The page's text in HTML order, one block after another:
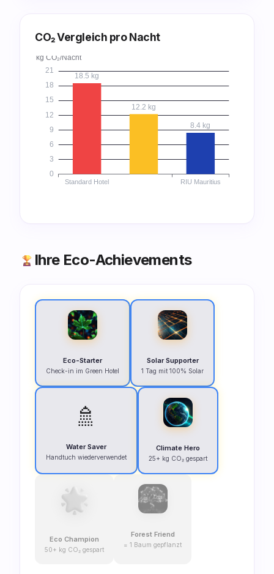
CO₂ Vergleich pro Nacht
Ihre Eco-Achievements
Eco-Starter
Check-in im Green Hotel
Solar Supporter
1 Tag mit 100% Solar
🚿
Water Saver
Handtuch wiederverwendet
Climate Hero
25+ kg CO₂ gespart
Eco Champion
50+ kg CO₂ gespart
Forest Friend
= 1 Baum gepflanzt